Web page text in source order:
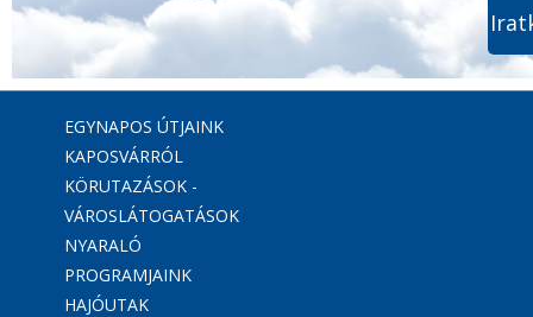
EGYNAPOS ÚTJAINK
KAPOSVÁRRÓL
KÖRUTAZÁSOK -
VÁROSLÁTOGATÁSOK
NYARALÓ
PROGRAMJAINK
HAJÓUTAK